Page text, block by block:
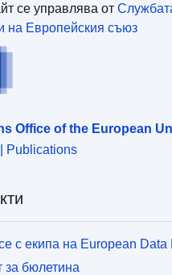
се управлява от
на Европейския съюз
Office of the European
Publications
с екипа на European Data
за бюлетина